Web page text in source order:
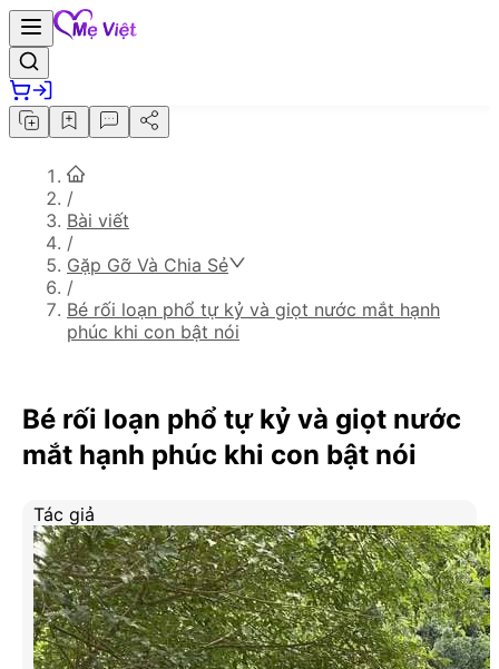
/
Bài viết
/
Gặp Gỡ Và Chia Sẻ
/
Bé rối loạn phổ tự kỷ và giọt nước mắt hạnh
phúc khi con bật nói
Bé rối loạn phổ tự kỷ và giọt nước
mắt hạnh phúc khi con bật nói
Tác giả